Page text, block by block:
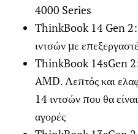
4000 Series
ThinkBook 14 Gen 2:
ιντσών με
ThinkBook 14sGen
AMD. Λεπτός και
14 ιντσών που θα
αγορές